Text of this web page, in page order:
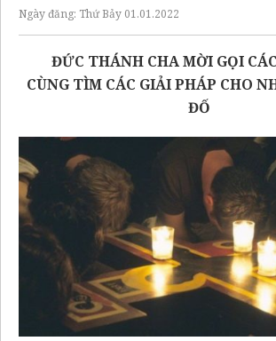
Ngày đăng: Thứ Bảy 01.01.2022
ĐỨC THÁNH CHA MỜI GỌI
CÙNG TÌM CÁC GIẢI PHÁP CHO
ĐỐ